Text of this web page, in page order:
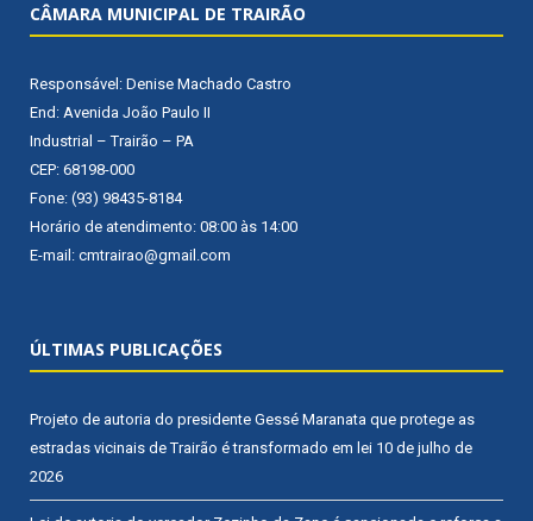
CÂMARA MUNICIPAL DE TRAIRÃO
Responsável: Denise Machado Castro
End: Avenida João Paulo II
Industrial – Trairão – PA
CEP: 68198-000
Fone: (93) 98435-8184
Horário de atendimento: 08:00 às 14:00
E-mail: cmtrairao@gmail.com
ÚLTIMAS PUBLICAÇÕES
Projeto de autoria do presidente Gessé Maranata que protege as
estradas vicinais de Trairão é transformado em lei 10 de julho de
2026